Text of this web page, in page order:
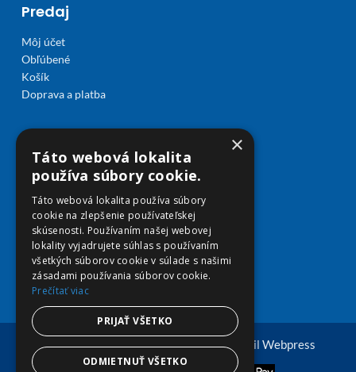
Predaj
Môj účet
Obľúbené
Košík
Doprava a platba
© Copyright 2026 viplekaren.sk | Vytvoril Webpress
×
Táto webová lokalita
používa súbory cookie.
Táto webová lokalita používa súbory
cookie na zlepšenie používateľskej
skúsenosti. Používaním našej webovej
lokality vyjadrujete súhlas s používaním
všetkých súborov cookie v súlade s našimi
zásadami používania súborov cookie.
Prečítať viac
PRIJAŤ VŠETKO
ODMIETNUŤ VŠETKO